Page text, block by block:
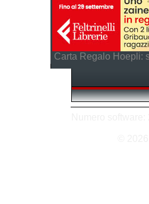
Carta Regalo Hoepli: